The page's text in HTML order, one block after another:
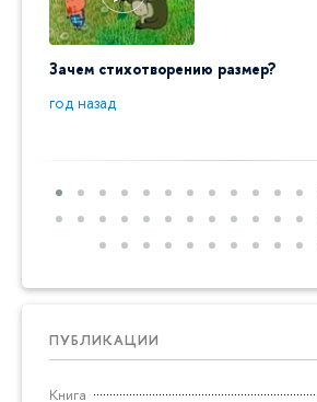
Зачем стихотворению размер?
год назад
ПУБЛИКАЦИИ
Книга